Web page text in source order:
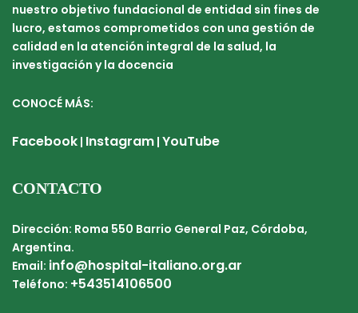
nuestro objetivo fundacional de entidad sin fines de
lucro, estamos comprometidos con una gestión de
calidad en la atención integral de la salud, la
investigación y la docencia
CONOCÉ MÁS:
Facebook | Instagram | YouTube
CONTACTO
Dirección: Roma 550 Barrio General Paz, Córdoba,
Argentina.
Email: info@hospital-italiano.org.ar
Teléfono: +543514106500